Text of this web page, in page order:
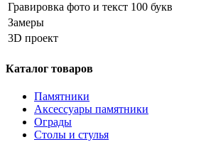
Гравировка фото и текст 100 букв
Замеры
3D проект
Каталог товаров
Памятники
Аксессуары памятники
Ограды
Столы и стулья